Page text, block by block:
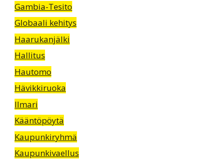
Gambia-Tesito
Globaali kehitys
Haarukanjälki
Hallitus
Hautomo
Hävikkiruoka
Ilmari
Kääntöpöytä
Kaupunkiryhmä
Kaupunkivaellus